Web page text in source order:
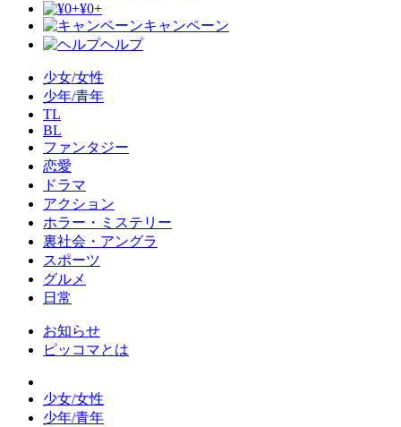
¥0+
キャンペーン
ヘルプ
少女/女性
少年/青年
TL
BL
ファンタジー
恋愛
ドラマ
アクション
ホラー・ミステリー
裏社会・アングラ
スポーツ
グルメ
日常
お知らせ
ピッコマとは
少女/女性
少年/青年